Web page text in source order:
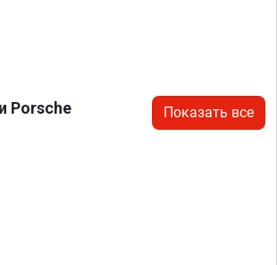
Porsche Показать все